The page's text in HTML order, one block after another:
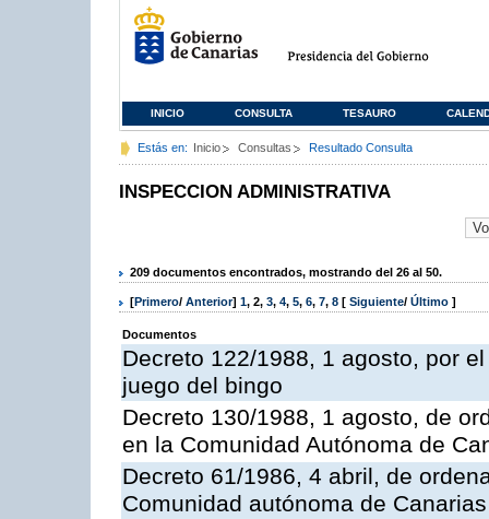
INICIO CONSULTA TESAURO
Estás en: Inicio Consultas Resultado Consulta
INSPECCION ADMINISTRATIVA
209 documentos encontrados, mostrando del 26 al 50.
[Primero/ Anterior] 1, 2, 3, 4, 5, 6, 7, 8 [ Siguiente/ Último ]
Documentos
Decreto 122/1988, 1 agosto, por
juego del bingo
Decreto 130/1988, 1 agosto, de
en la Comunidad Autónoma de
Decreto 61/1986, 4 abril, de
Comunidad autónoma de Canarias